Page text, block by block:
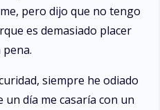
pero dijo que no tengo
es demasiado placer
siempre he odiado
un día me casaría con un